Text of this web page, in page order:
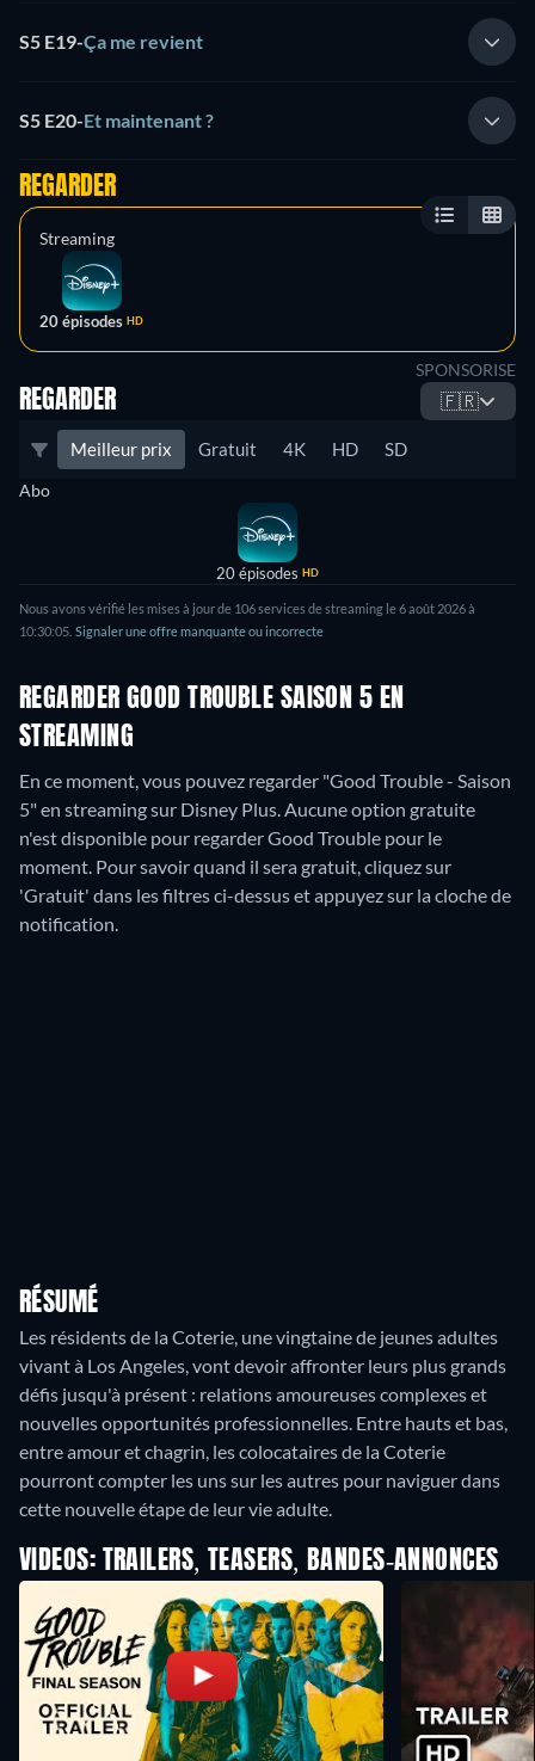
S5 E19-Ça me revient
S5 E20-Et maintenant ?
REGARDER
Streaming
20 épisodes HD
SPONSORISE
REGARDER 🇫🇷
Meilleur prix Gratuit 4K HD SD
Abo
20 épisodes HD
Nous avons vérifié les mises à jour de 106services de streaming le6 août 2026à
10:30:05 Signaler une offre manquante ou incorrecte
REGARDER GOOD TROUBLE SAISON 5 EN
STREAMING
En ce moment, vous pouvez regarder "Good Trouble - Saison
5" en streaming sur Disney Plus.Aucune option gratuite
n'est disponible pour regarder Good Trouble pour le
moment. Pour savoir quand il sera gratuit, cliquez sur
'Gratuit' dans les filtres ci-dessus et appuyez sur la cloche de
notification.
RÉSUMÉ
Les résidents de la Coterie, une vingtaine de jeunes adultes
vivant à Los Angeles, vont devoir affronter leurs plus grands
défis jusqu'à présent : relations amoureuses complexes et
nouvelles opportunités professionnelles. Entre hauts et bas,
entre amour et chagrin, les colocataires de la Coterie
pourront compter les uns sur les autres pour naviguer dans
VIDEOS: TRAILERS, TEASERS, BANDES-ANNONCES